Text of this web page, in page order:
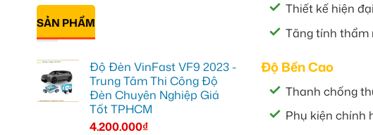
SẢN PHẨM
Độ Đèn VinFast VF9 2023 -
Trung Tâm Thi Công Độ
Đèn Chuyên Nghiệp Giá
Tốt TPHCM
4.200.000₫
Thiết kế hiện
Tăng tính thẩm
Độ Bền Cao
Thanh chống
Phụ kiện chính